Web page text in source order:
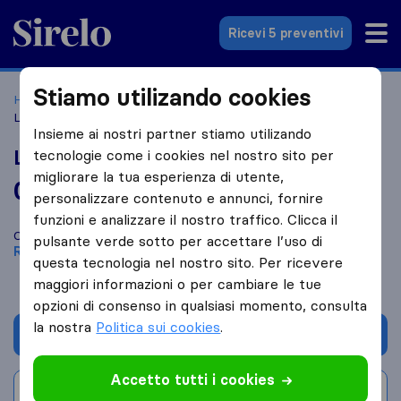
Sirelo.it
Ricevi 5 preventivi
Home Le 10 migliori aziende di traslochi in Italia
Lazar Traslochi
Lazar Traslochi
0,0 basato su 1
recensioni di Sirelo e Google
i
Confronta Lazar Traslochi con altre aziende di traslochi
Roma
Chiedi preventivo
Stiamo utilizando cookies
Insieme ai nostri partner stiamo utilizando
tecnologie come i cookies nel nostro sito per
migliorare la tua esperienza di utente,
personalizzare contenuto e annunci, fornire
funzioni e analizzare il nostro traffico. Clicca il
pulsante verde sotto per accettare l’uso di
questa tecnologia nel nostro sito. Per ricevere
maggiori informazioni o per cambiare le tue
opzioni di consenso in qualsiasi momento, consulta
la nostra Politica sui cookies.
Accetto tutti i cookies